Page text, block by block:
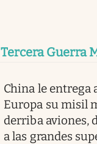
Tercera Guerra
China le entrega
Europa su misil
derriba aviones,
a las grandes